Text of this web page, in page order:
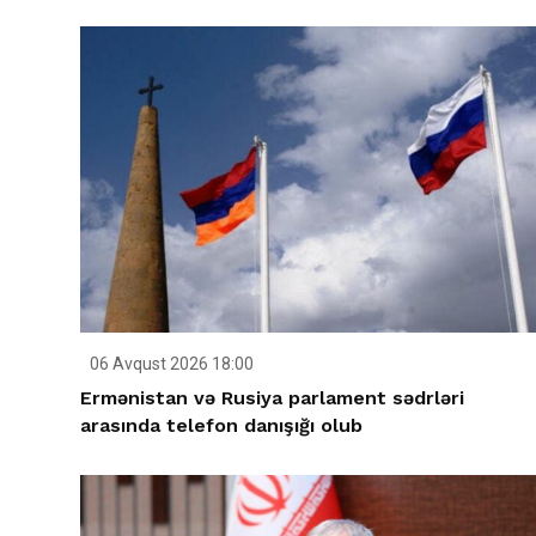
06 Avqust 2026 18:00
Ermənistan və Rusiya parlament sədrləri
arasında telefon danışığı olub